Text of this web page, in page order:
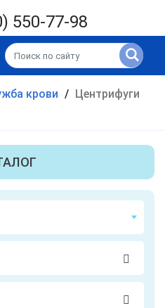
550-77-98
крови / Центрифуги